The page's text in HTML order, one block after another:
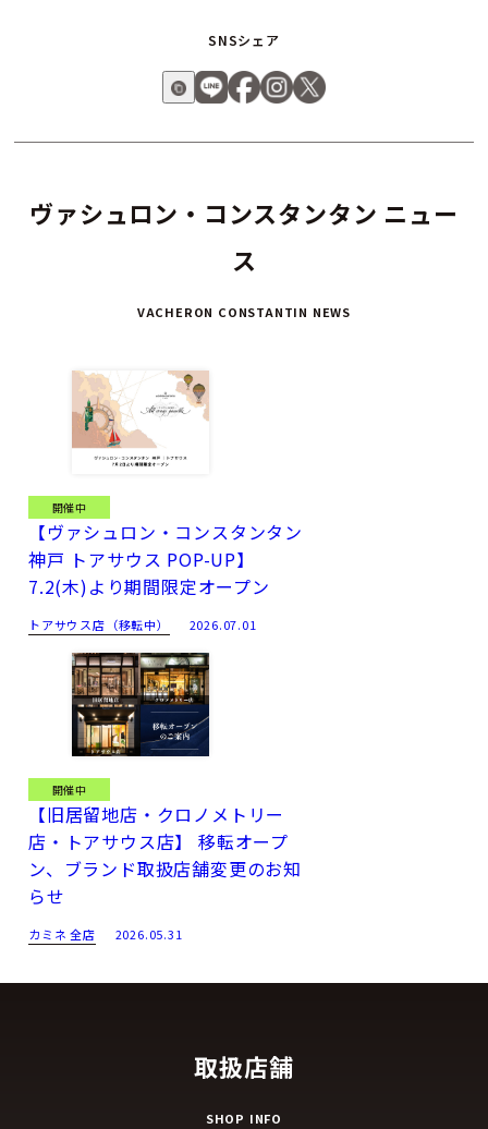
ヴァシュロン・コンスタンタン ニュー
ス
VACHERON CONSTANTIN NEWS
開催中
【ヴァシュロン・コンスタンタン
神戸 トアサウス POP-UP】
7.2(木)より期間限定オープン
トアサウス店（移転中） 2026.07.01
開催中
【旧居留地店・クロノメトリー
店・トアサウス店】 移転オープ
ン、ブランド取扱店舗変更のお知
らせ
カミネ 全店 2026.05.31
SNSシェア
取扱店舗
SHOP INFO